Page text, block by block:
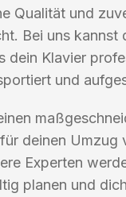
Qualität und
Bei uns kannst
dein Klavier
und
deinen Umzug
Experten
planen und